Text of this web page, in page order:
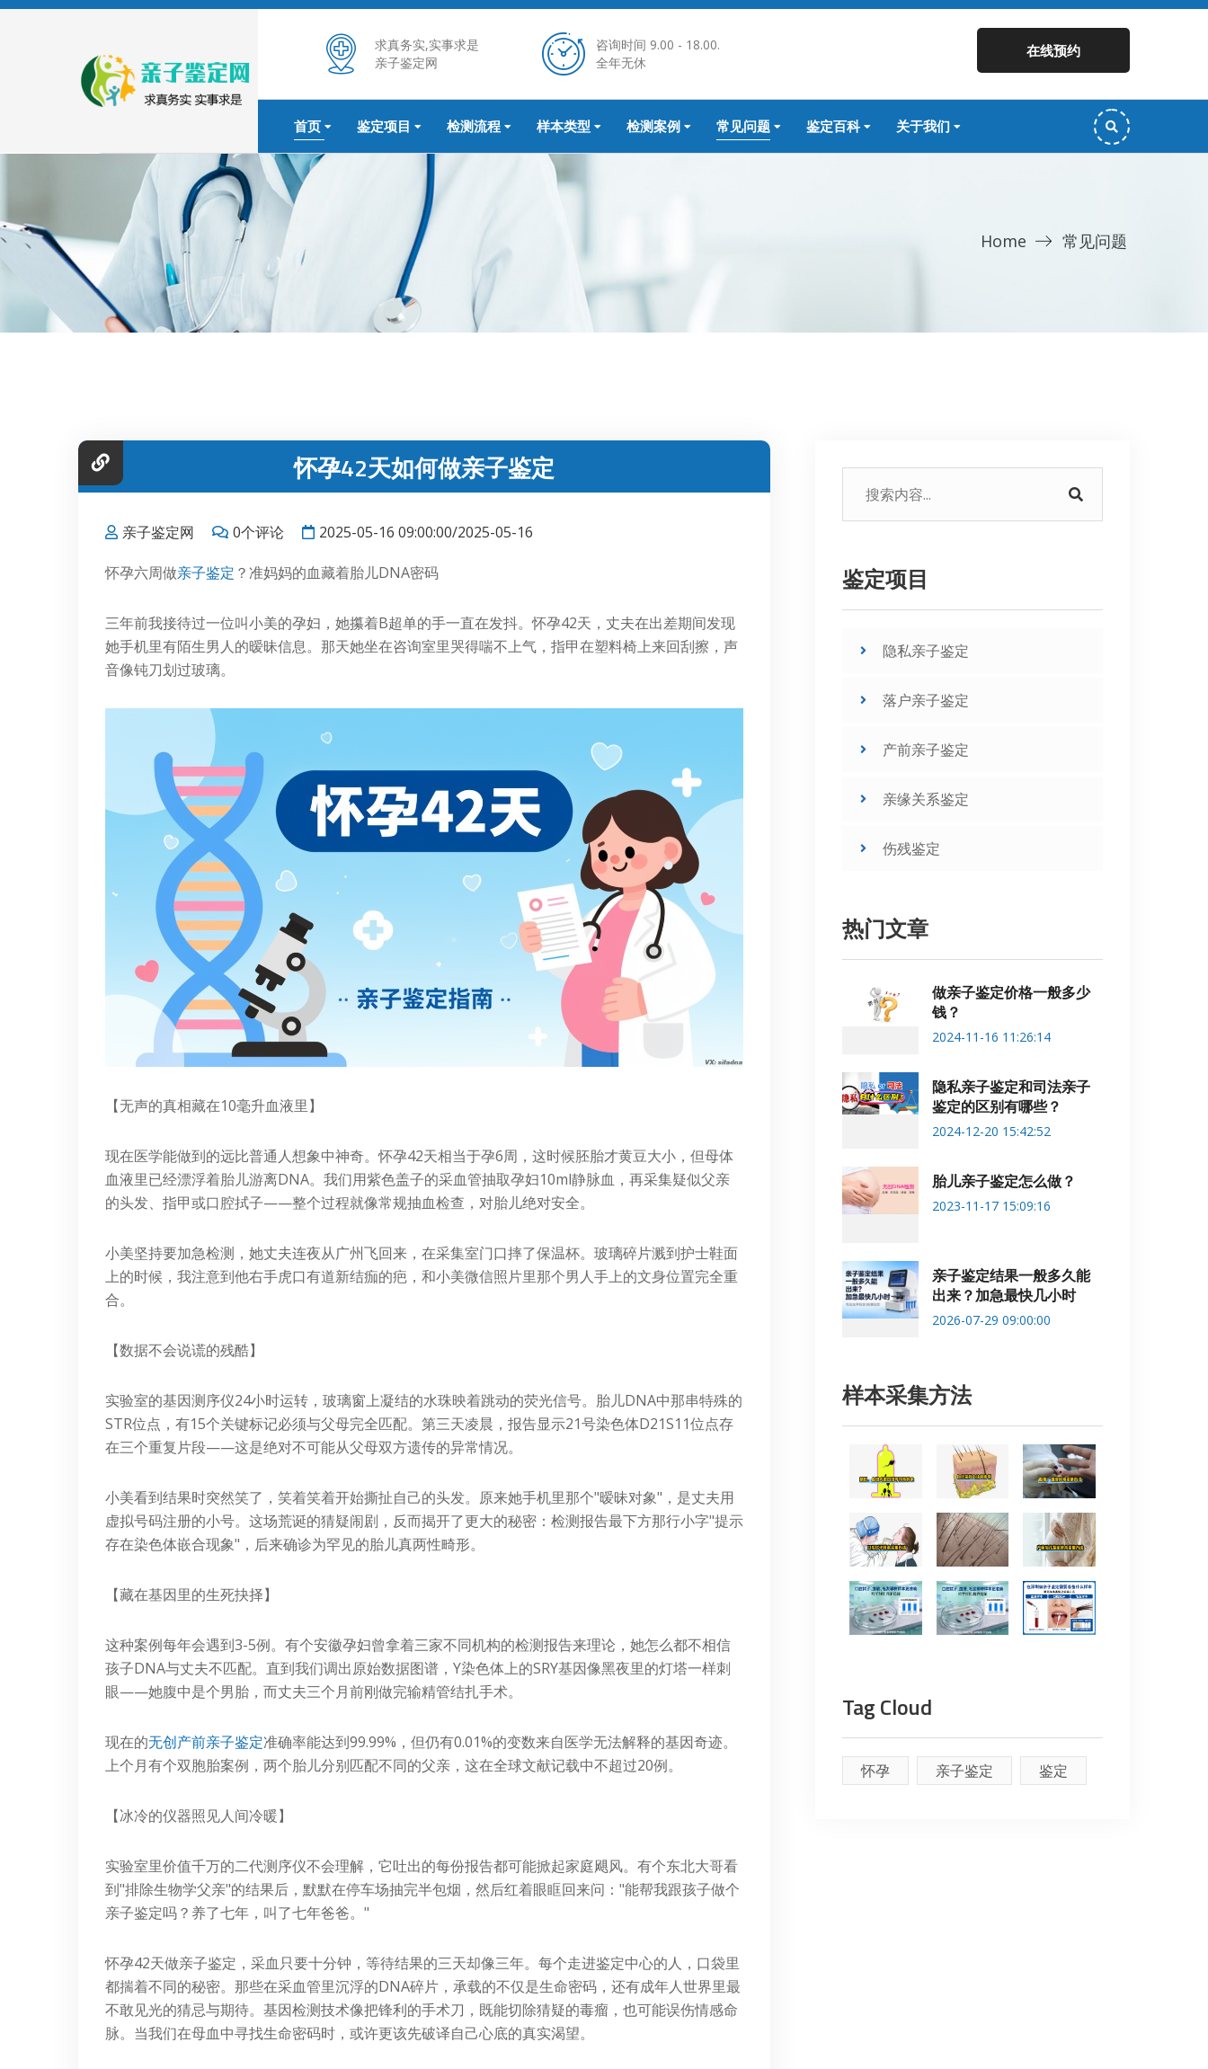
求真务实,实事求是
亲子鉴定网
咨询时间 9.00 - 18.00.
全年无休
在线预约
首页 鉴定项目 检测流程 样本类型 检测案例 常见问题 鉴定百科 关于我们
Home 常见问题
怀孕42天如何做亲子鉴定
亲子鉴定网 0个评论 2025-05-16 09:00:00/2025-05-16
怀孕六周做亲子鉴定 ？准妈妈的血藏着胎儿DNA密码
三年前我接待过一位叫小美的孕妇，她攥着B超单的手一直在发抖。怀孕42天，丈夫在出差期间发现
她手机里有陌生男人的暧昧信息。那天她坐在咨询室里哭得喘不上气，指甲在塑料椅上来回刮擦，声
音像钝刀划过玻璃。
【无声的真相藏在10毫升血液里】
现在医学能做到的远比普通人想象中神奇。怀孕42天相当于孕6周，这时候胚胎才黄豆大小，但母体
血液里已经漂浮着胎儿游离DNA。我们用紫色盖子的采血管抽取孕妇10ml静脉血，再采集疑似父亲
的头发、指甲或口腔拭子——整个过程就像常规抽血检查，对胎儿绝对安全。
小美坚持要加急检测，她丈夫连夜从广州飞回来，在采集室门口摔了保温杯。玻璃碎片溅到护士鞋面
上的时候，我注意到他右手虎口有道新结痂的疤，和小美微信照片里那个男人手上的文身位置完全重
合。
【数据不会说谎的残酷】
实验室的基因测序仪24小时运转，玻璃窗上凝结的水珠映着跳动的荧光信号。胎儿DNA中那串特殊的
STR位点，有15个关键标记必须与父母完全匹配。第三天凌晨，报告显示21号染色体D21S11位点存
在三个重复片段——这是绝对不可能从父母双方遗传的异常情况。
小美看到结果时突然笑了，笑着笑着开始撕扯自己的头发。原来她手机里那个"暧昧对象"，是丈夫用
虚拟号码注册的小号。这场荒诞的猜疑闹剧，反而揭开了更大的秘密：检测报告最下方那行小字"提示
存在染色体嵌合现象"，后来确诊为罕见的胎儿真两性畸形。
【藏在基因里的生死抉择】
这种案例每年会遇到3-5例。有个安徽孕妇曾拿着三家不同机构的检测报告来理论，她怎么都不相信
孩子DNA与丈夫不匹配。直到我们调出原始数据图谱，Y染色体上的SRY基因像黑夜里的灯塔一样刺
眼——她腹中是个男胎，而丈夫三个月前刚做完输精管结扎手术。
现在的无创产前亲子鉴定准确率能达到99.99%，但仍有0.01%的变数来自医学无法解释的基因奇迹。
上个月有个双胞胎案例，两个胎儿分别匹配不同的父亲，这在全球文献记载中不超过20例。
【冰冷的仪器照见人间冷暖】
实验室里价值千万的二代测序仪不会理解，它吐出的每份报告都可能掀起家庭飓风。有个东北大哥看
到"排除生物学父亲"的结果后，默默在停车场抽完半包烟，然后红着眼眶回来问："能帮我跟孩子做个
亲子鉴定吗？养了七年，叫了七年爸爸。"
怀孕42天做亲子鉴定，采血只要十分钟，等待结果的三天却像三年。每个走进鉴定中心的人，口袋里
都揣着不同的秘密。那些在采血管里沉浮的DNA碎片，承载的不仅是生命密码，还有成年人世界里最
不敢见光的猜忌与期待。基因检测技术像把锋利的手术刀，既能切除猜疑的毒瘤，也可能误伤情感命
脉。当我们在母血中寻找生命密码时，或许更该先破译自己心底的真实渴望。
鉴定项目
隐私亲子鉴定
落户亲子鉴定
产前亲子鉴定
亲缘关系鉴定
伤残鉴定
热门文章
做亲子鉴定价格一般多少
钱？
2024-11-16 11:26:14
隐私亲子鉴定和司法亲子
鉴定的区别有哪些？
2024-12-20 15:42:52
胎儿亲子鉴定怎么做？
2023-11-17 15:09:16
亲子鉴定结果一般多久能
出来？加急最快几小时
2026-07-29 09:00:00
样本采集方法
Tag Cloud
怀孕 亲子鉴定 鉴定